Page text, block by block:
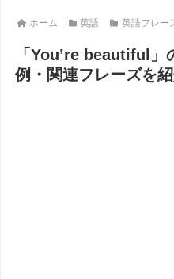
ホーム 英語 英語フレー
「You’re beautiful
例・関連フレーズを